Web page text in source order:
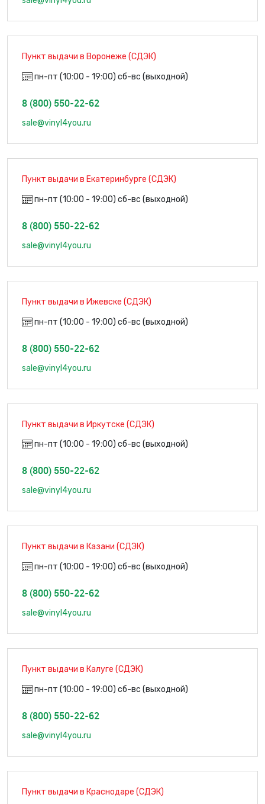
Пункт выдачи в Воронеже (СДЭК)
пн-пт (10:00 - 19:00) сб-вс (выходной)
8 (800) 550-22-62
sale@vinyl4you.ru
Пункт выдачи в Екатеринбурге (СДЭК)
пн-пт (10:00 - 19:00) сб-вс (выходной)
8 (800) 550-22-62
sale@vinyl4you.ru
Пункт выдачи в Ижевске (СДЭК)
пн-пт (10:00 - 19:00) сб-вс (выходной)
8 (800) 550-22-62
sale@vinyl4you.ru
Пункт выдачи в Иркутске (СДЭК)
пн-пт (10:00 - 19:00) сб-вс (выходной)
8 (800) 550-22-62
sale@vinyl4you.ru
Пункт выдачи в Казани (СДЭК)
пн-пт (10:00 - 19:00) сб-вс (выходной)
8 (800) 550-22-62
sale@vinyl4you.ru
Пункт выдачи в Калуге (СДЭК)
пн-пт (10:00 - 19:00) сб-вс (выходной)
8 (800) 550-22-62
sale@vinyl4you.ru
Пункт выдачи в Краснодаре (СДЭК)